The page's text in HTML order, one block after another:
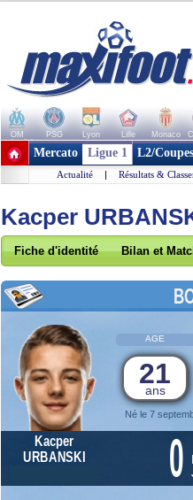
OM PSG Lyon Lille Monaco
+ de clubs
Mercato Ligue 1 L2/Coupes
Actualité | Résultats &
Kacper
Fiche d'identité Bilan et
AGE
21
ans
Né le 7
Kacper
URBANSKI
0